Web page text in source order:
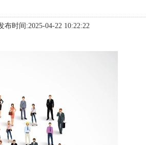
时间:2025-04-22 10:22:22